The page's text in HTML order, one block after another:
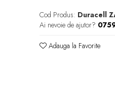
Cod Produs: Duracell
Ai nevoie de ajutor?
Adauga la Favorite